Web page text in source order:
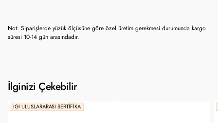
Not: Siparişlerde yüzük ölçüsüne göre özel üretim gerekmesi durumunda kargo
süresi 10-14 gün arasındadır.
İlginizi Çekebilir
IGI ULUSLARARASI SERTIFIKA